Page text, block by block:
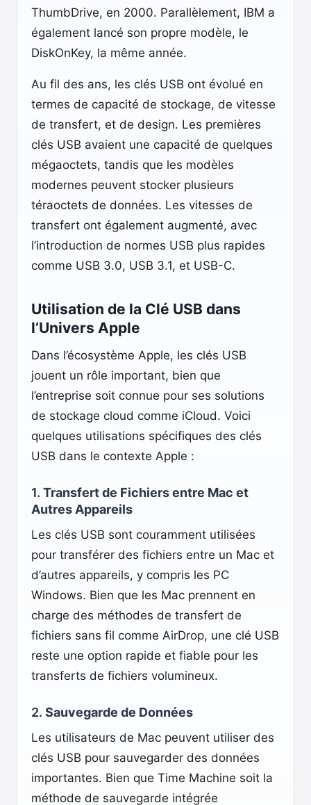
ThumbDrive, en 2000. Parallèlement, IBM a
également lancé son propre modèle, le
DiskOnKey, la même année.
Au fil des ans, les clés USB ont évolué en
termes de capacité de stockage, de vitesse
de transfert, et de design. Les premières
clés USB avaient une capacité de quelques
mégaoctets, tandis que les modèles
modernes peuvent stocker plusieurs
téraoctets de données. Les vitesses de
transfert ont également augmenté, avec
l’introduction de normes USB plus rapides
comme USB 3.0, USB 3.1, et USB-C.
Utilisation de la Clé USB dans
l’Univers Apple
Dans l’écosystème Apple, les clés USB
jouent un rôle important, bien que
l’entreprise soit connue pour ses solutions
de stockage cloud comme iCloud. Voici
quelques utilisations spécifiques des clés
USB dans le contexte Apple :
1. Transfert de Fichiers entre Mac et
Autres Appareils
Les clés USB sont couramment utilisées
pour transférer des fichiers entre un Mac et
d’autres appareils, y compris les PC
Windows. Bien que les Mac prennent en
charge des méthodes de transfert de
fichiers sans fil comme AirDrop, une clé USB
reste une option rapide et fiable pour les
transferts de fichiers volumineux.
2. Sauvegarde de Données
Les utilisateurs de Mac peuvent utiliser des
clés USB pour sauvegarder des données
importantes. Bien que Time Machine soit la
méthode de sauvegarde intégrée